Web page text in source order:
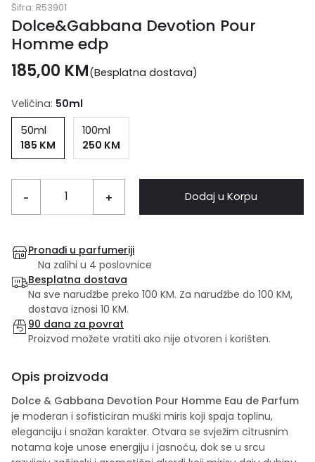
Šifra: R53901
Dolce&Gabbana Devotion Pour
Homme edp
185,00 KM(Besplatna dostava)
Veličina: 50ml
50ml
185 KM
100ml
250 KM
- + Dodaj u Korpu
Pronađi u parfumeriji
Na zalihi u 4 poslovnice
Besplatna dostava
Na sve narudžbe preko 100 KM. Za narudžbe do 100 KM,
dostava iznosi 10 KM.
90 dana za povrat
Proizvod možete vratiti ako nije otvoren i korišten.
Opis proizvoda
Dolce & Gabbana Devotion Pour Homme Eau de Parfum
je moderan i sofisticiran muški miris koji spaja toplinu,
eleganciju i snažan karakter. Otvara se svježim citrusnim
notama koje unose energiju i jasnoću, dok se u srcu